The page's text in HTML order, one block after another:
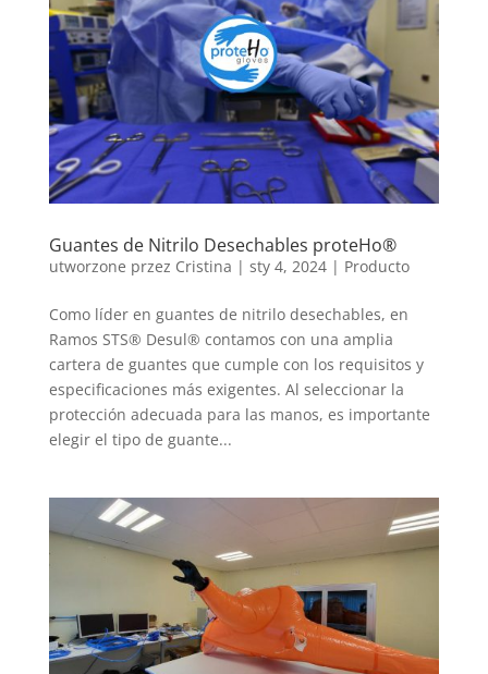
Guantes de Nitrilo Desechables proteHo®
utworzone przez Cristina | sty 4, 2024| Producto
Como líder en guantes de nitrilo desechables, en
Ramos STS® Desul® contamos con una amplia
cartera de guantes que cumple con los requisitos y
especificaciones más exigentes. Al seleccionar la
protección adecuada para las manos, es importante
elegir el tipo de guante...